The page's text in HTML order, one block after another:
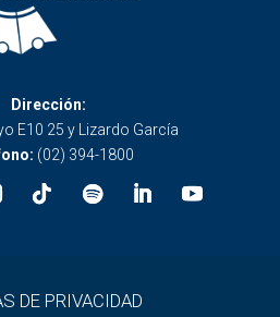
Dirección:
E10 25 y Lizardo García
(02) 394-1800
DE PRIVACIDAD